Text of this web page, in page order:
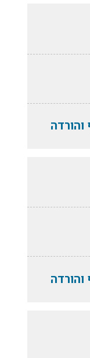
והורדה
והורדה